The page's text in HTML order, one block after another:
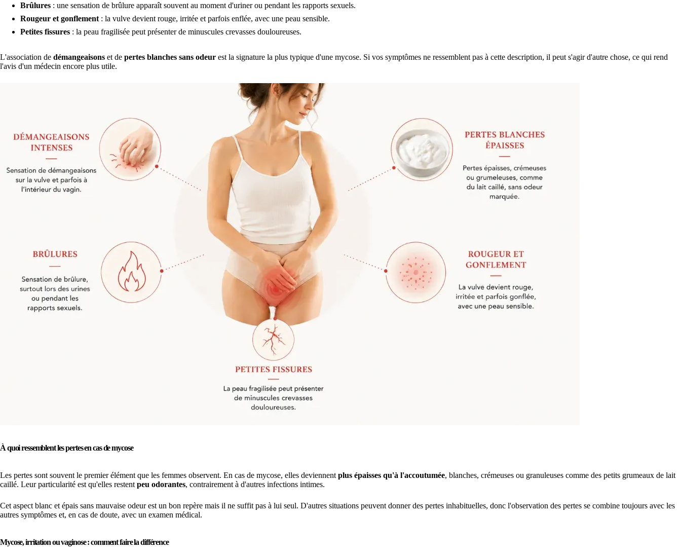
Brûlures : une sensation de brûlure apparaît souvent au moment d'uriner ou pendant les rapports sexuels.
Rougeur et gonflement : la vulve devient rouge, irritée et parfois enflée, avec une peau sensible.
Petites fissures : la peau fragilisée peut présenter de minuscules crevasses douloureuses.
L'association de démangeaisons et de pertes blanches sans odeur est la signature la plus typique d'une mycose. Si vos symptômes ne ressemblent pas à cette description, il peut s'agir d'autre chose, ce qui rend
l'avis d'un médecin encore plus utile.
À quoi ressemblent les pertes en cas de mycose
Les pertes sont souvent le premier élément que les femmes observent. En cas de mycose, elles deviennent plus épaisses qu'à l'accoutumée, blanches, crémeuses ou granuleuses comme des petits grumeaux de lait
caillé. Leur particularité est qu'elles restent peu odorantes, contrairement à d'autres infections intimes.
Cet aspect blanc et épais sans mauvaise odeur est un bon repère mais il ne suffit pas à lui seul. D'autres situations peuvent donner des pertes inhabituelles, donc l'observation des pertes se combine toujours avec les
autres symptômes et, en cas de doute, avec un examen médical.
Mycose, irritation ou vaginose : comment faire la différence